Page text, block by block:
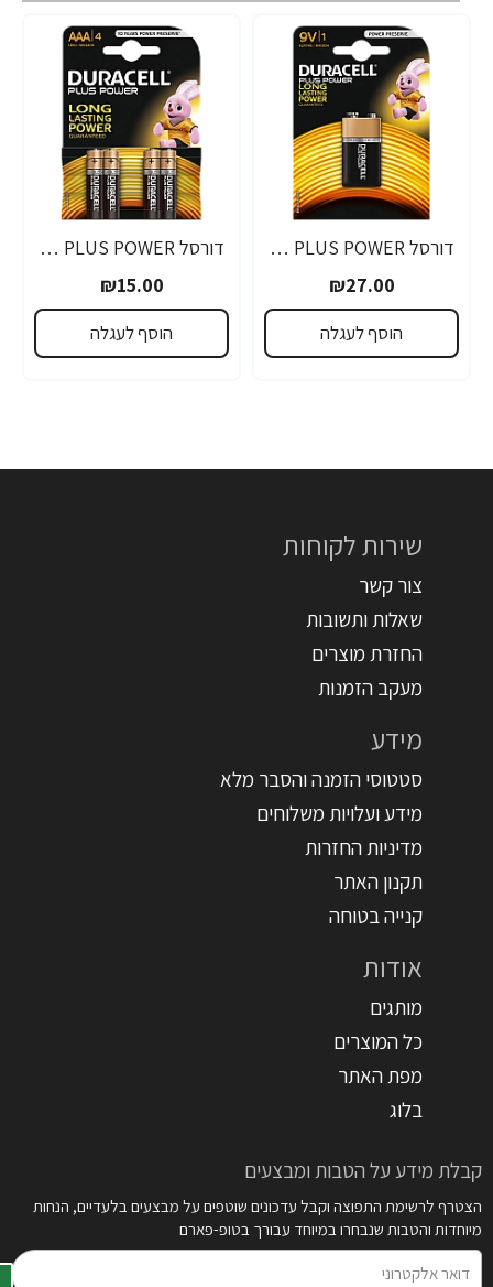
דורסל PLUS POWER סוללות 9V אריזת 1 יחידות - מבית Duracell
₪27.00
הוסף לעגלה
דורסל PLUS POWER סוללות AAA אריזת 4 יחידות - מבית Duracell
₪15.00
הוסף לעגלה
שירות לקוחות
צור קשר
שאלות ותשובות
החזרת מוצרים
מעקב הזמנות
מידע
סטטוסי הזמנה והסבר מלא
מידע ועלויות משלוחים
מדיניות החזרות
תקנון האתר
קנייה בטוחה
אודות
מותגים
כל המוצרים
מפת האתר
בלוג
קבלת מידע על הטבות ומבצעים
הצטרף לרשימת התפוצה וקבל עדכונים שוטפים על מבצעים בלעדיים, הנחות
מיוחדות והטבות שנבחרו במיוחד עבורך בטופ-פארם